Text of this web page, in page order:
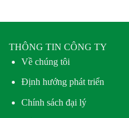
THÔNG TIN CÔNG TY
Về chúng tôi
Định hướng phát triển
Chính sách đại lý